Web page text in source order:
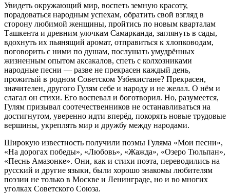
Увидеть окружающий мир, воспеть земную красоту,
порадоваться народным успехам, обратить свой взгляд в
сторону любимой женщины, пройтись по новым кварталам
Ташкента и древним улочкам Самарканда, заглянуть в сады,
вдохнуть их пьянящий аромат, отправиться к хлопководам,
поговорить с ними по душам, послушать умудрённых
жизненным опытом аксакалов, спеть с колхозниками
народные песни — разве не прекрасен каждый день,
прожитый в родном Советском Узбекистане? Прекрасен,
значителен, другого Гулям себе и народу и не желал. О нём и
слагал он стихи. Его воспевал и боготворил. Но, разумеется,
Гулям призывал соотечественников не останавливаться на
достигнутом, уверенно идти вперёд, покорять новые трудовые
вершины, укреплять мир и дружбу между народами.
Широкую известность получили поэмы Гуляма «Мои песни»,
«На дорогах победы», «Любовь», «Жажда», «Озеро Тюльпан»,
«Песнь Амазонке». Они, как и стихи поэта, переводились на
русский и другие языки, были хорошо знакомы любителям
поэзии не только в Москве и Ленинграде, но и во многих
уголках Советского Союза.